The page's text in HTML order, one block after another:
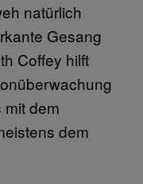
natürlich
Gesang
Coffey hilft
mit dem
dem